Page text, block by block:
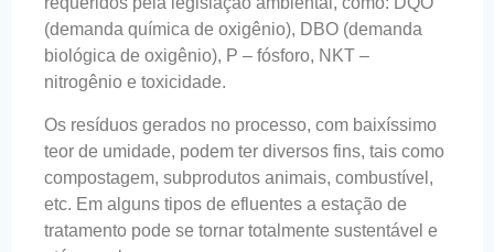
(demanda química de oxigênio), DBO (demanda
biológica de oxigênio), P – fósforo, NKT –
nitrogênio e toxicidade.
Os resíduos gerados no processo, com baixíssimo
teor de umidade, podem ter diversos fins, tais como
compostagem, subprodutos animais, combustível,
etc. Em alguns tipos de efluentes a estação de
tratamento pode se tornar totalmente sustentável e